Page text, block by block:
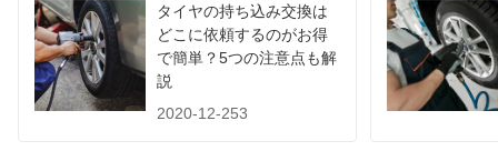
タイヤの持ち込み交換は
どこに依頼するのがお得
で簡単？5つの注意点も解
説
2020-12-253